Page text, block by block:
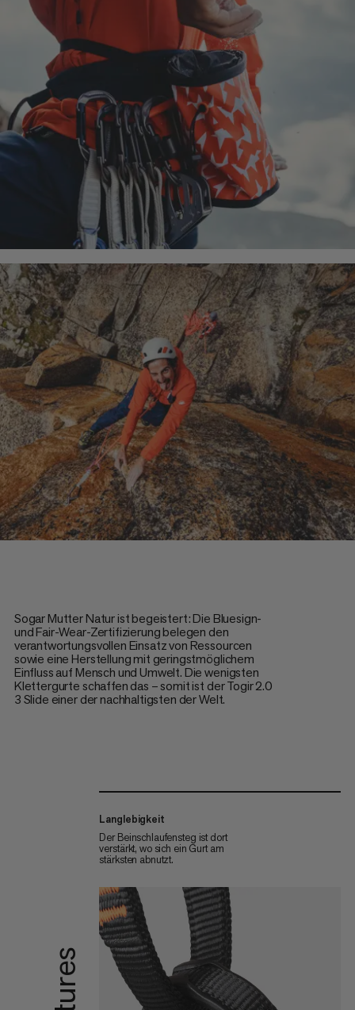
Sogar Mutter Natur ist begeistert: Die Bluesign-
und Fair-Wear-Zertifizierung belegen den
verantwortungsvollen Einsatz von Ressourcen
sowie eine Herstellung mit geringstmöglichem
Einfluss auf Mensch und Umwelt. Die wenigsten
Klettergurte schaffen das – somit ist der Togir 2.0
3 Slide einer der nachhaltigsten der Welt.
Langlebigkeit
Der Beinschlaufensteg ist dort
verstärkt, wo sich ein Gurt am
stärksten abnutzt.